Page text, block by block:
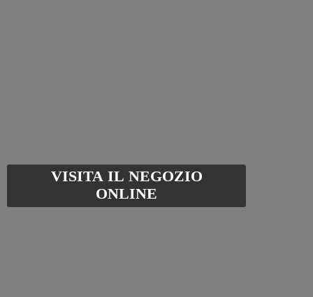
VISITA IL NEGOZIO
ONLINE